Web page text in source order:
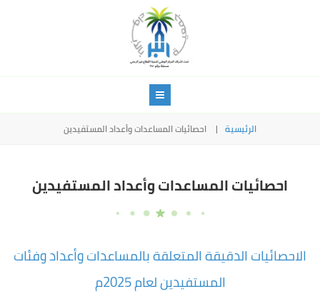
الرئيسية احصائيات المساعدات وأعداد المستفيدين
احصائيات المساعدات وأعداد المستفيدين
الاحصائيات الدقيقة المتعلقة بالمساعدات وأعداد وفئات
المستفيدين لعام 2025م